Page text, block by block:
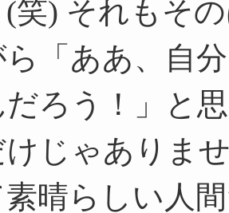
笑) それもそ
ら「ああ、自
だろう！」と
じゃありま
素晴らしい人